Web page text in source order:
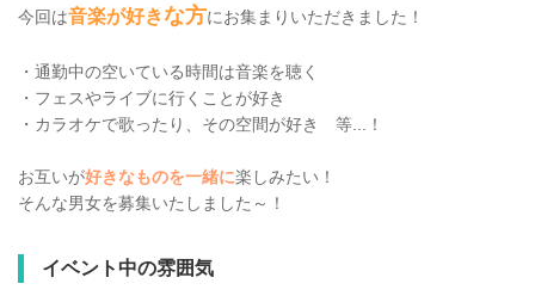
今回は音楽が好きな方にお集まりいただきました！
・通勤中の空いている時間は音楽を聴く
・フェスやライブに行くことが好き
・カラオケで歌ったり、その空間が好き 等...！
お互いが好きなものを一緒に楽しみたい！
そんな男女を募集いたしました～！
イベント中の雰囲気